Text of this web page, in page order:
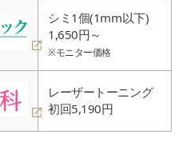
シミ1個(1mm以下)
1,650円～
※モニター価格
レーザートーニング
初回5,190円